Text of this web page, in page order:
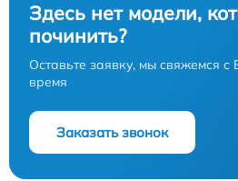
Здесь нет модели,
починить?
Оставьте заявку, мы свяжемся
время
Заказать звонок